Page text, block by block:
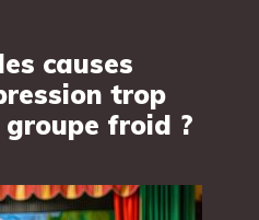
causes
trop
groupe froid ?